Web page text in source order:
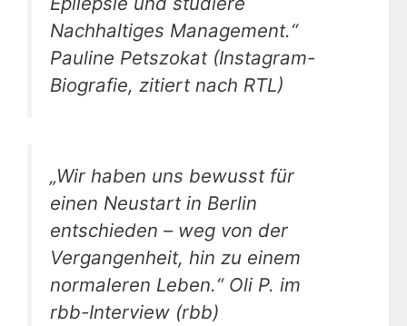
Nachhaltiges Management.“
Pauline Petszokat (Instagram-
Biografie, zitiert nach RTL)
„Wir haben uns bewusst für
einen Neustart in Berlin
entschieden – weg von der
Vergangenheit, hin zu einem
normaleren Leben.“ Oli P. im
rbb-Interview (rbb)